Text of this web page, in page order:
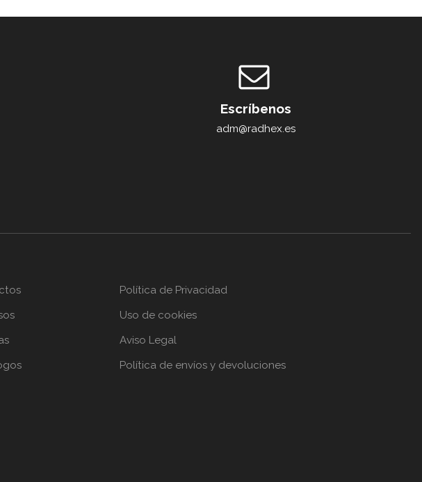
Escríbenos
adm@radhex.es
Política de Privacidad
Uso de cookies
Aviso Legal
Política de envíos y devoluciones